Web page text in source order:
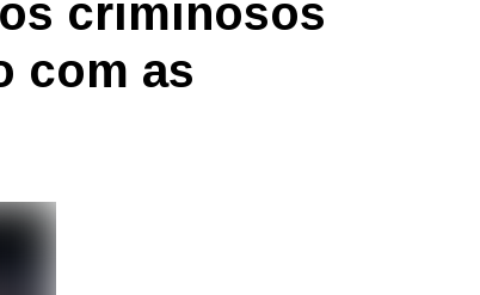
criminosos
com as